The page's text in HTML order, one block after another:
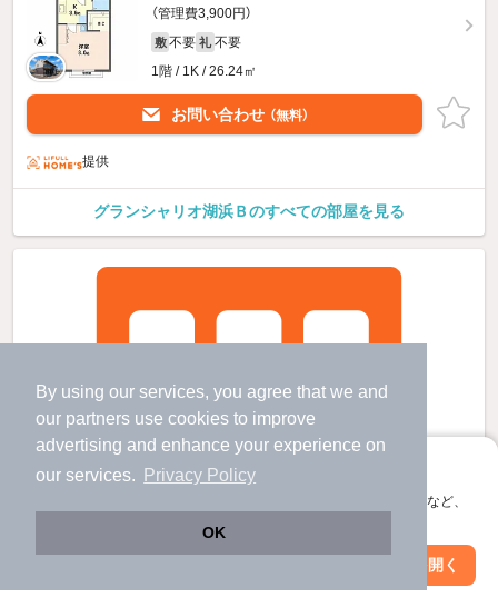
By using our services, you agree that we and
our partners use cookies to improve
advertising and enhance your experience on
our services.
Privacy Policy
OK
アプリに切り替えて、サクサクお部屋探し
会員登録なしですぐ使える。マップ検索やお気に入り保存など、
アプリを開く
（管理費3,900円）
敷 不要 礼 不要
1階 / 1K / 26.24㎡
お問い合わせ （無料）
提供
グランシャリオ湖浜Ｂのすべての部屋を見る
絞り込み条件を変更